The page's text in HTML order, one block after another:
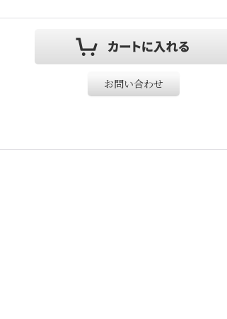
お問い合わせ